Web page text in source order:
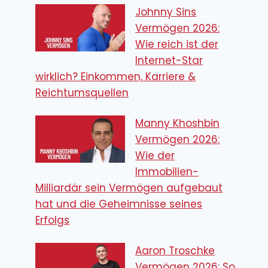
Johnny Sins
Vermögen 2026:
Wie reich ist der
Internet-Star
wirklich? Einkommen, Karriere &
Reichtumsquellen
Manny Khoshbin
Vermögen 2026:
Wie der
Immobilien-
Milliardär sein Vermögen aufgebaut
hat und die Geheimnisse seines
Erfolgs
Aaron Troschke